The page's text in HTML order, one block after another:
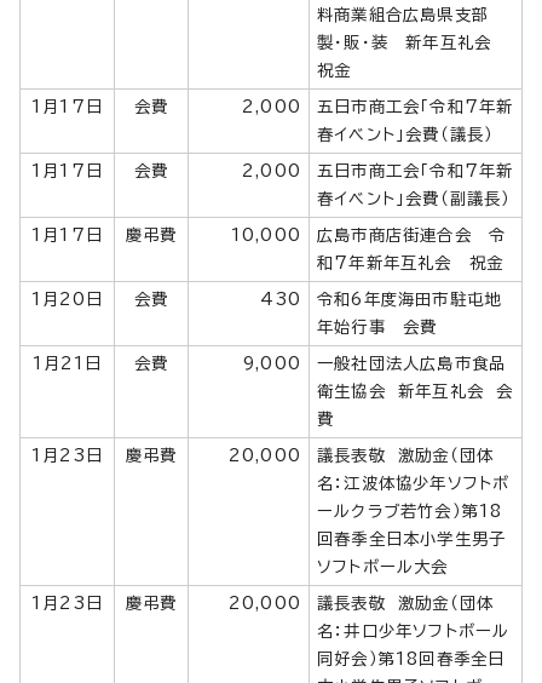
料商業組合広島県支部
製・販・装 新年互礼会
祝金
1月17日 会費 2,000
五日市商工会「令和7年新
春イベント」会費（議長）
1月17日 会費 2,000
五日市商工会「令和7年新
春イベント」会費（副議長）
1月17日 慶弔費 10,000
広島市商店街連合会 令
和7年新年互礼会 祝金
1月20日 会費 430
令和6年度海田市駐屯地
年始行事 会費
1月21日 会費 9,000
一般社団法人広島市食品
衛生協会 新年互礼会 会
費
1月23日 慶弔費 20,000
議長表敬 激励金（団体
名：江波体協少年ソフトボ
ールクラブ若竹会）第18
回春季全日本小学生男子
ソフトボール大会
1月23日 慶弔費 20,000
議長表敬 激励金（団体
名：井口少年ソフトボール
同好会）第18回春季全日